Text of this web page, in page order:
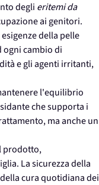
degli eritemi da
ai genitori.
della pelle
cambio di
e gli agenti irritanti,
l'equilibrio
che supporta i
ma anche un
prodotto,
La sicurezza della
cura quotidiana dei